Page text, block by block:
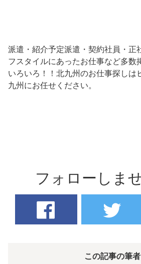
派遣・紹介予定派遣・契約社員・正
フスタイルにあったお仕事など多数
いろいろ！！北九州のお仕事探しは
九州にお任せください。
フォローしま
この記事の筆者